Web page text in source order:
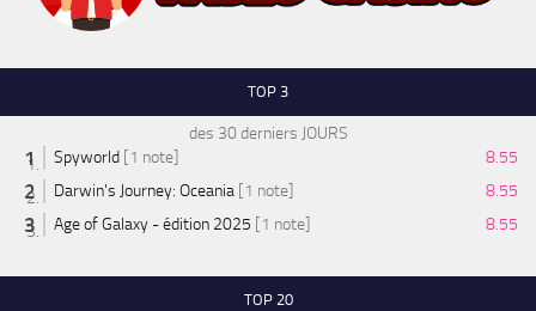
TOP 3
des 30 derniers JOURS
Spyworld [1 note]
8.55
Darwin's Journey: Oceania [1 note]
8.55
Age of Galaxy - édition 2025 [1 note] 8.55
TOP 20